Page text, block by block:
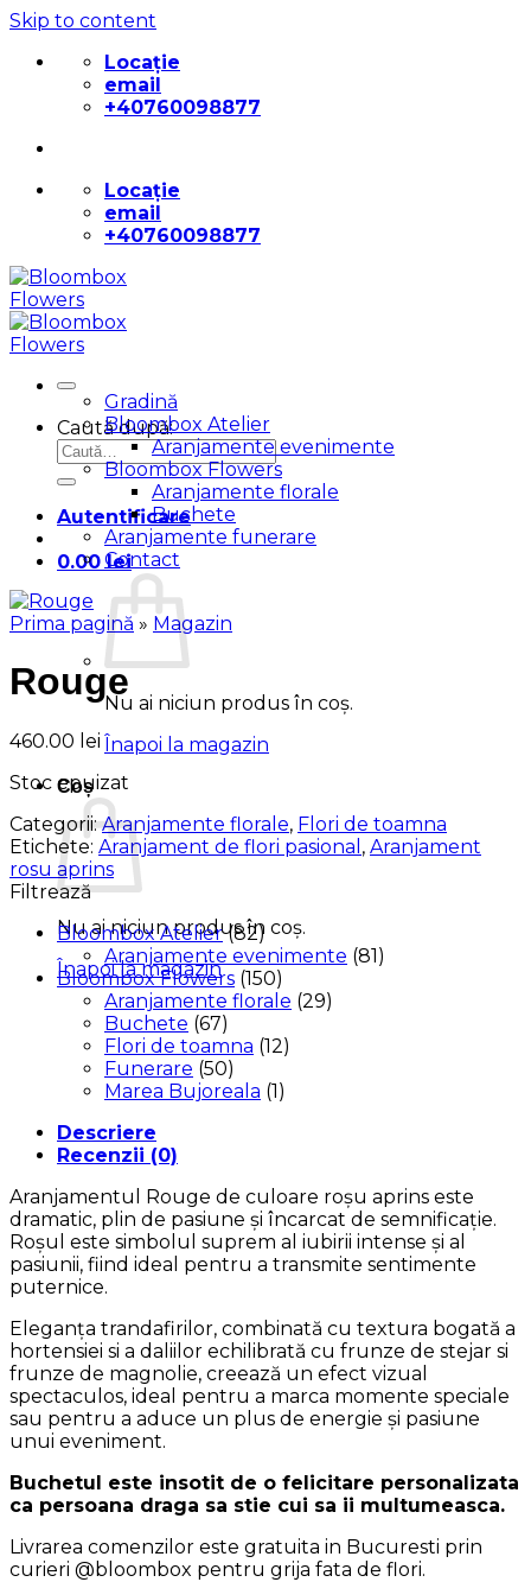
Skip to content
Locație
email
+40760098877
Locație
email
+40760098877
Caută după:
Autentificare
0.00lei
Nu ai niciun produs în coș.
Înapoi la magazin
Coș
Nu ai niciun produs în coș.
Înapoi la magazin
Gradină
Bloombox Atelier
Aranjamente evenimente
Bloombox Flowers
Aranjamente florale
Buchete
Aranjamente funerare
Contact
Prima pagină » Magazin
Rouge
460.00 lei
Stoc epuizat
Categorii:Aranjamente florale, Flori de toamna
Etichete: Aranjament de flori pasional , Aranjament
rosu aprins
Filtrează
Bloombox Atelier (82)
Aranjamente evenimente (81)
Bloombox Flowers (150)
Aranjamente florale (29)
Buchete (67)
Flori de toamna (12)
Funerare (50)
Marea Bujoreala (1)
Descriere
Recenzii (0)
Aranjamentul Rouge de culoare roșu aprins este
dramatic, plin de pasiune și încarcat de semnificație.
Roșul este simbolul suprem al iubirii intense și al
pasiunii, fiind ideal pentru a transmite sentimente
puternice.
Eleganța trandafirilor, combinată cu textura bogată a
hortensiei si a daliilor echilibrată cu frunze de stejar si
frunze de magnolie, creează un efect vizual
spectaculos, ideal pentru a marca momente speciale
sau pentru a aduce un plus de energie și pasiune
unui eveniment.
Buchetul este insotit de o felicitare personalizata
ca persoana draga sa stie cui sa ii multumeasca.
Livrarea comenzilor este gratuita in Bucuresti prin
curieri @bloombox pentru grija fata de flori.